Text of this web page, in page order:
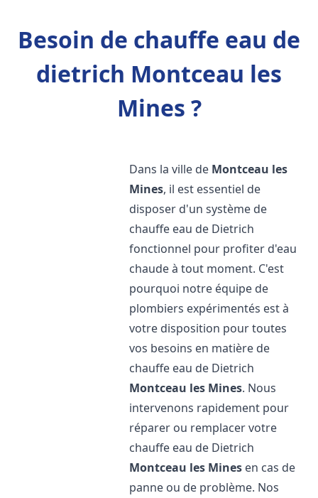
Besoin de chauffe eau de
dietrich Montceau les
Mines ?
Dans la ville de Montceau les
Mines, il est essentiel de
disposer d'un système de
chauffe eau de Dietrich
fonctionnel pour profiter d'eau
chaude à tout moment. C'est
pourquoi notre équipe de
plombiers expérimentés est à
votre disposition pour toutes
vos besoins en matière de
chauffe eau de Dietrich
Montceau les Mines. Nous
intervenons rapidement pour
réparer ou remplacer votre
chauffe eau de Dietrich
Montceau les Mines en cas de
panne ou de problème. Nos